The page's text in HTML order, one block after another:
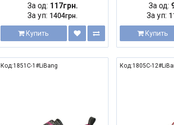
За од: 117грн.
За уп: 1404грн.
Купить
За од:
За уп:
Купить
Код:1851C-1#LiBang Код:1805C-